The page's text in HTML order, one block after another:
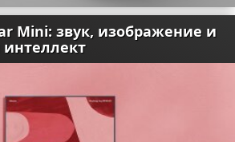
Mini: звук, изображение и
интеллект